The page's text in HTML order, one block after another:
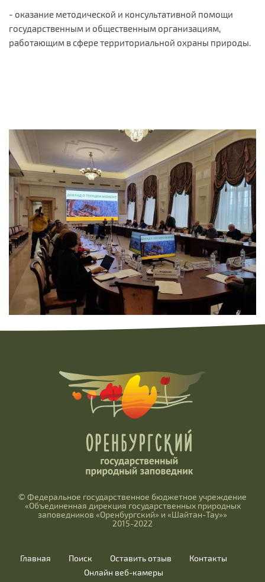
- оказание методической и консультативной помощи
государственным и общественным организациям,
работающим в сфере территориальной охраны природы.
© Федеральное государственное бюджетное учреждение
«Объединенная дирекция государственных природных
заповедников «Оренбургский» и «Шайтан-Тау»»
2015-2022
Главная Поиск Оставить отзыв
Контакты
Онлайн веб-камеры